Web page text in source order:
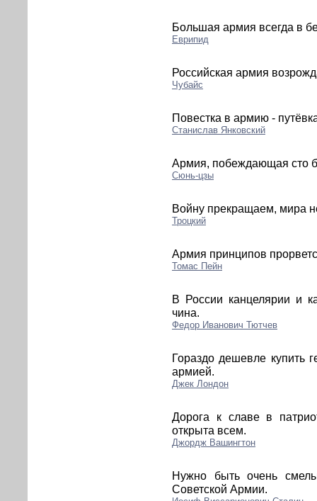
Большая армия всегда в
Еврипид
Российская армия
Чубайс
Повестка в армию -
Станислав Янковский
Армия, побеждающая сто
Сюнь-цзы
Войну прекращаем, мира
Троцкий
Армия принципов
Томас Пейн
В России канцелярии и
чина.
Федор Иванович Тютчев
Гораздо дешевле купить
армией.
Джек Лондон
Дорога к славе в
открыта всем.
Джордж Вашингтон
Нужно быть очень
Советской Армии.